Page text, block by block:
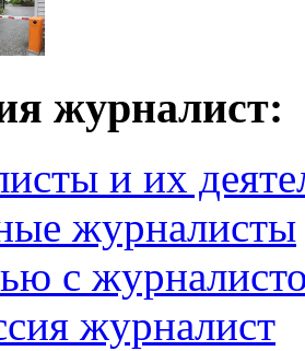
журналист:
и их
журналисты
с
журналист